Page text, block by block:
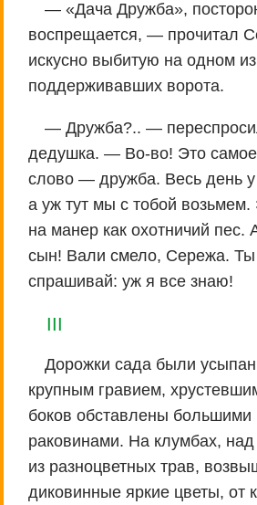
— «Дача Дружба»,
воспрещается, — прочитал
искусно выбитую на одном
поддерживавших ворота.
— Дружба?.. —
дедушка. — Во-во! Это
слово — дружба. Весь день у
а уж тут мы с тобой
на манер как охотничий пес.
сын! Вали смело, Сережа. Ты
спрашивай: уж я все знаю!
III
Дорожки сада были
крупным гравием,
боков обставлены большими
раковинами. На клумбах,
из разноцветных трав,
диковинные яркие цветы, от